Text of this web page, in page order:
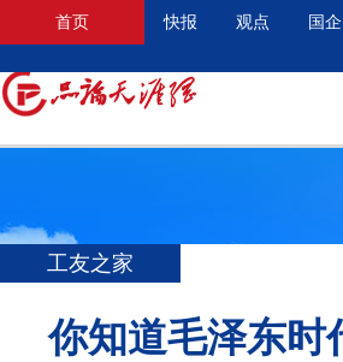
首页 快报 观点 国企
工友之家
你知道毛泽东时